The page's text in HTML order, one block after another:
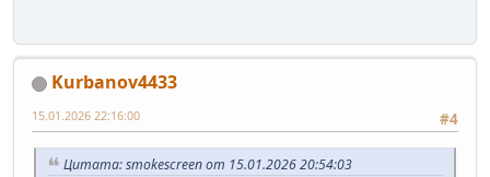
Kurbanov4433
#4
15.01.2026 22:16:00
Цитата: smokescreen от 15.01.2026 20:54:03